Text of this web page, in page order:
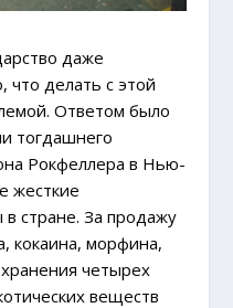
даже
что делать с этой
Ответом было
тогдашнего
Рокфеллера в Нью-
жесткие
в стране. За продажу
кокаина, морфина,
четырех
веществ